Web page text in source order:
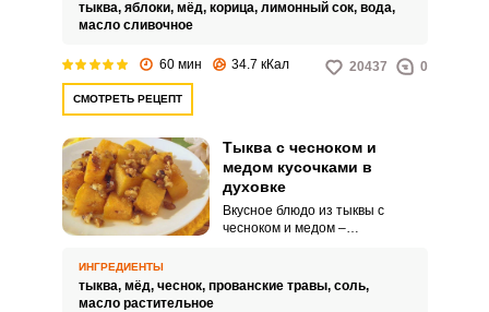
яблоками.
тыква, яблоки, мёд, корица, лимонный сок, вода,
масло сливочное
60 мин 34.7 кКал 20437 0
СМОТРЕТЬ РЕЦЕПТ
Тыква с чесноком и
медом кусочками в
духовке
Вкусное блюдо из тыквы с
чесноком и медом –
тыквы получаются сочными,
ИНГРЕДИЕНТЫ
тыква, мёд, чеснок, прованские травы, соль,
масло растительное